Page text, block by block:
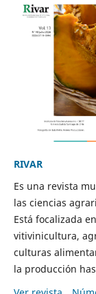
RIVAR
Es una revista
las ciencias
Está focalizada
vitivinicultura,
culturas
la producción